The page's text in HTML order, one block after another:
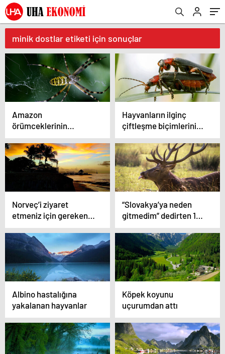
minik dostlar etiketi için sonuçlar
Amazon
örümceklerinin
esrarengiz dünyalarına
gitmeye hazır olun.
Hayvanların ilginç
çiftleşme biçimlerini
National Geographic
görüntüledi.
Norveç’i ziyaret
etmeniz için gereken
25 sebep
“Slovakya’ya neden
gitmedim” dedirten 12
fotoğraf
Albino hastalığına
yakalanan hayvanlar
Köpek koyunu
uçurumdan attı